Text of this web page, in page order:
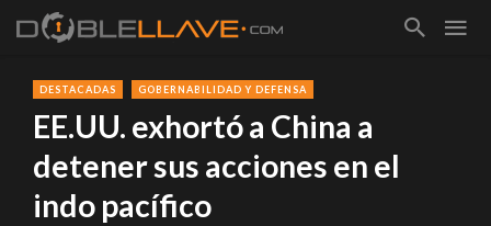
DESTACADAS GOBERNABILIDAD Y DEFENSA
EE.UU. exhortó a China a
detener sus acciones en el
indo pacífico